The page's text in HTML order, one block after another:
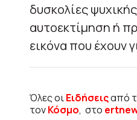
δυσκολίες
αυτοεκτίμηση ή
εικόνα που έχουν
Όλες οιΕιδήσειςαπό
τονΚόσμο, στο